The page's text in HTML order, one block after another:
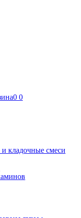
0 0
кладочные смеси